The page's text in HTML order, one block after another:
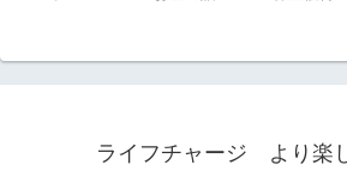
ライフチャージ より楽